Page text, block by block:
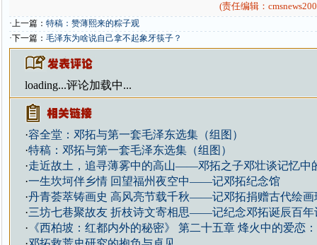
(责任编辑：
·上一篇： 特稿：赞薄熙来的粽子观
·下一篇： 毛泽东为啥说自己拿不起象牙筷子？
loading...评论加载中...
·容全堂：邓拓与第一套毛泽东选集（组图）
·特稿：邓拓与第一套毛泽东选集（组图）
·走近故土，追寻薄雾中的高山——邓拓之子邓壮谈记忆中
·一生坎坷伴乡情 回望福州夜空中——记邓拓纪念馆
·丹青荟萃铸画史 高风亮节载千秋——记邓拓捐赠古代绘画
·三坊七巷聚故友 折枝诗文寄相思——记纪念邓拓诞辰百年
· 《西柏坡：红都内外的秘密》 第二十五章 烽火中的爱恋